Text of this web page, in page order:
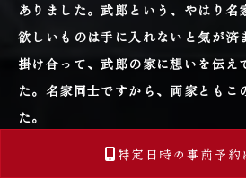
特定日時の 事前予約
ありました。武郎という、やはり名
欲しいものは手に入れないと気が済
掛け合って、武郎の家に想いを伝え
た。名家同士ですから、両家ともこ
た。
そのようにして、律子は望み通り、